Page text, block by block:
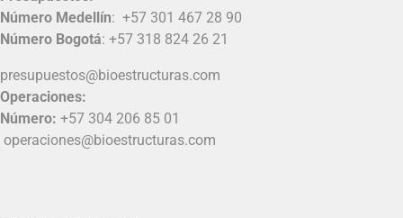
Número Medellín: +57 301 467 28 90
Número Bogotá: +57 318 824 26 21
presupuestos@bioestructuras.com
Operaciones:
Número: +57 304 206 85 01
operaciones@bioestructuras.com